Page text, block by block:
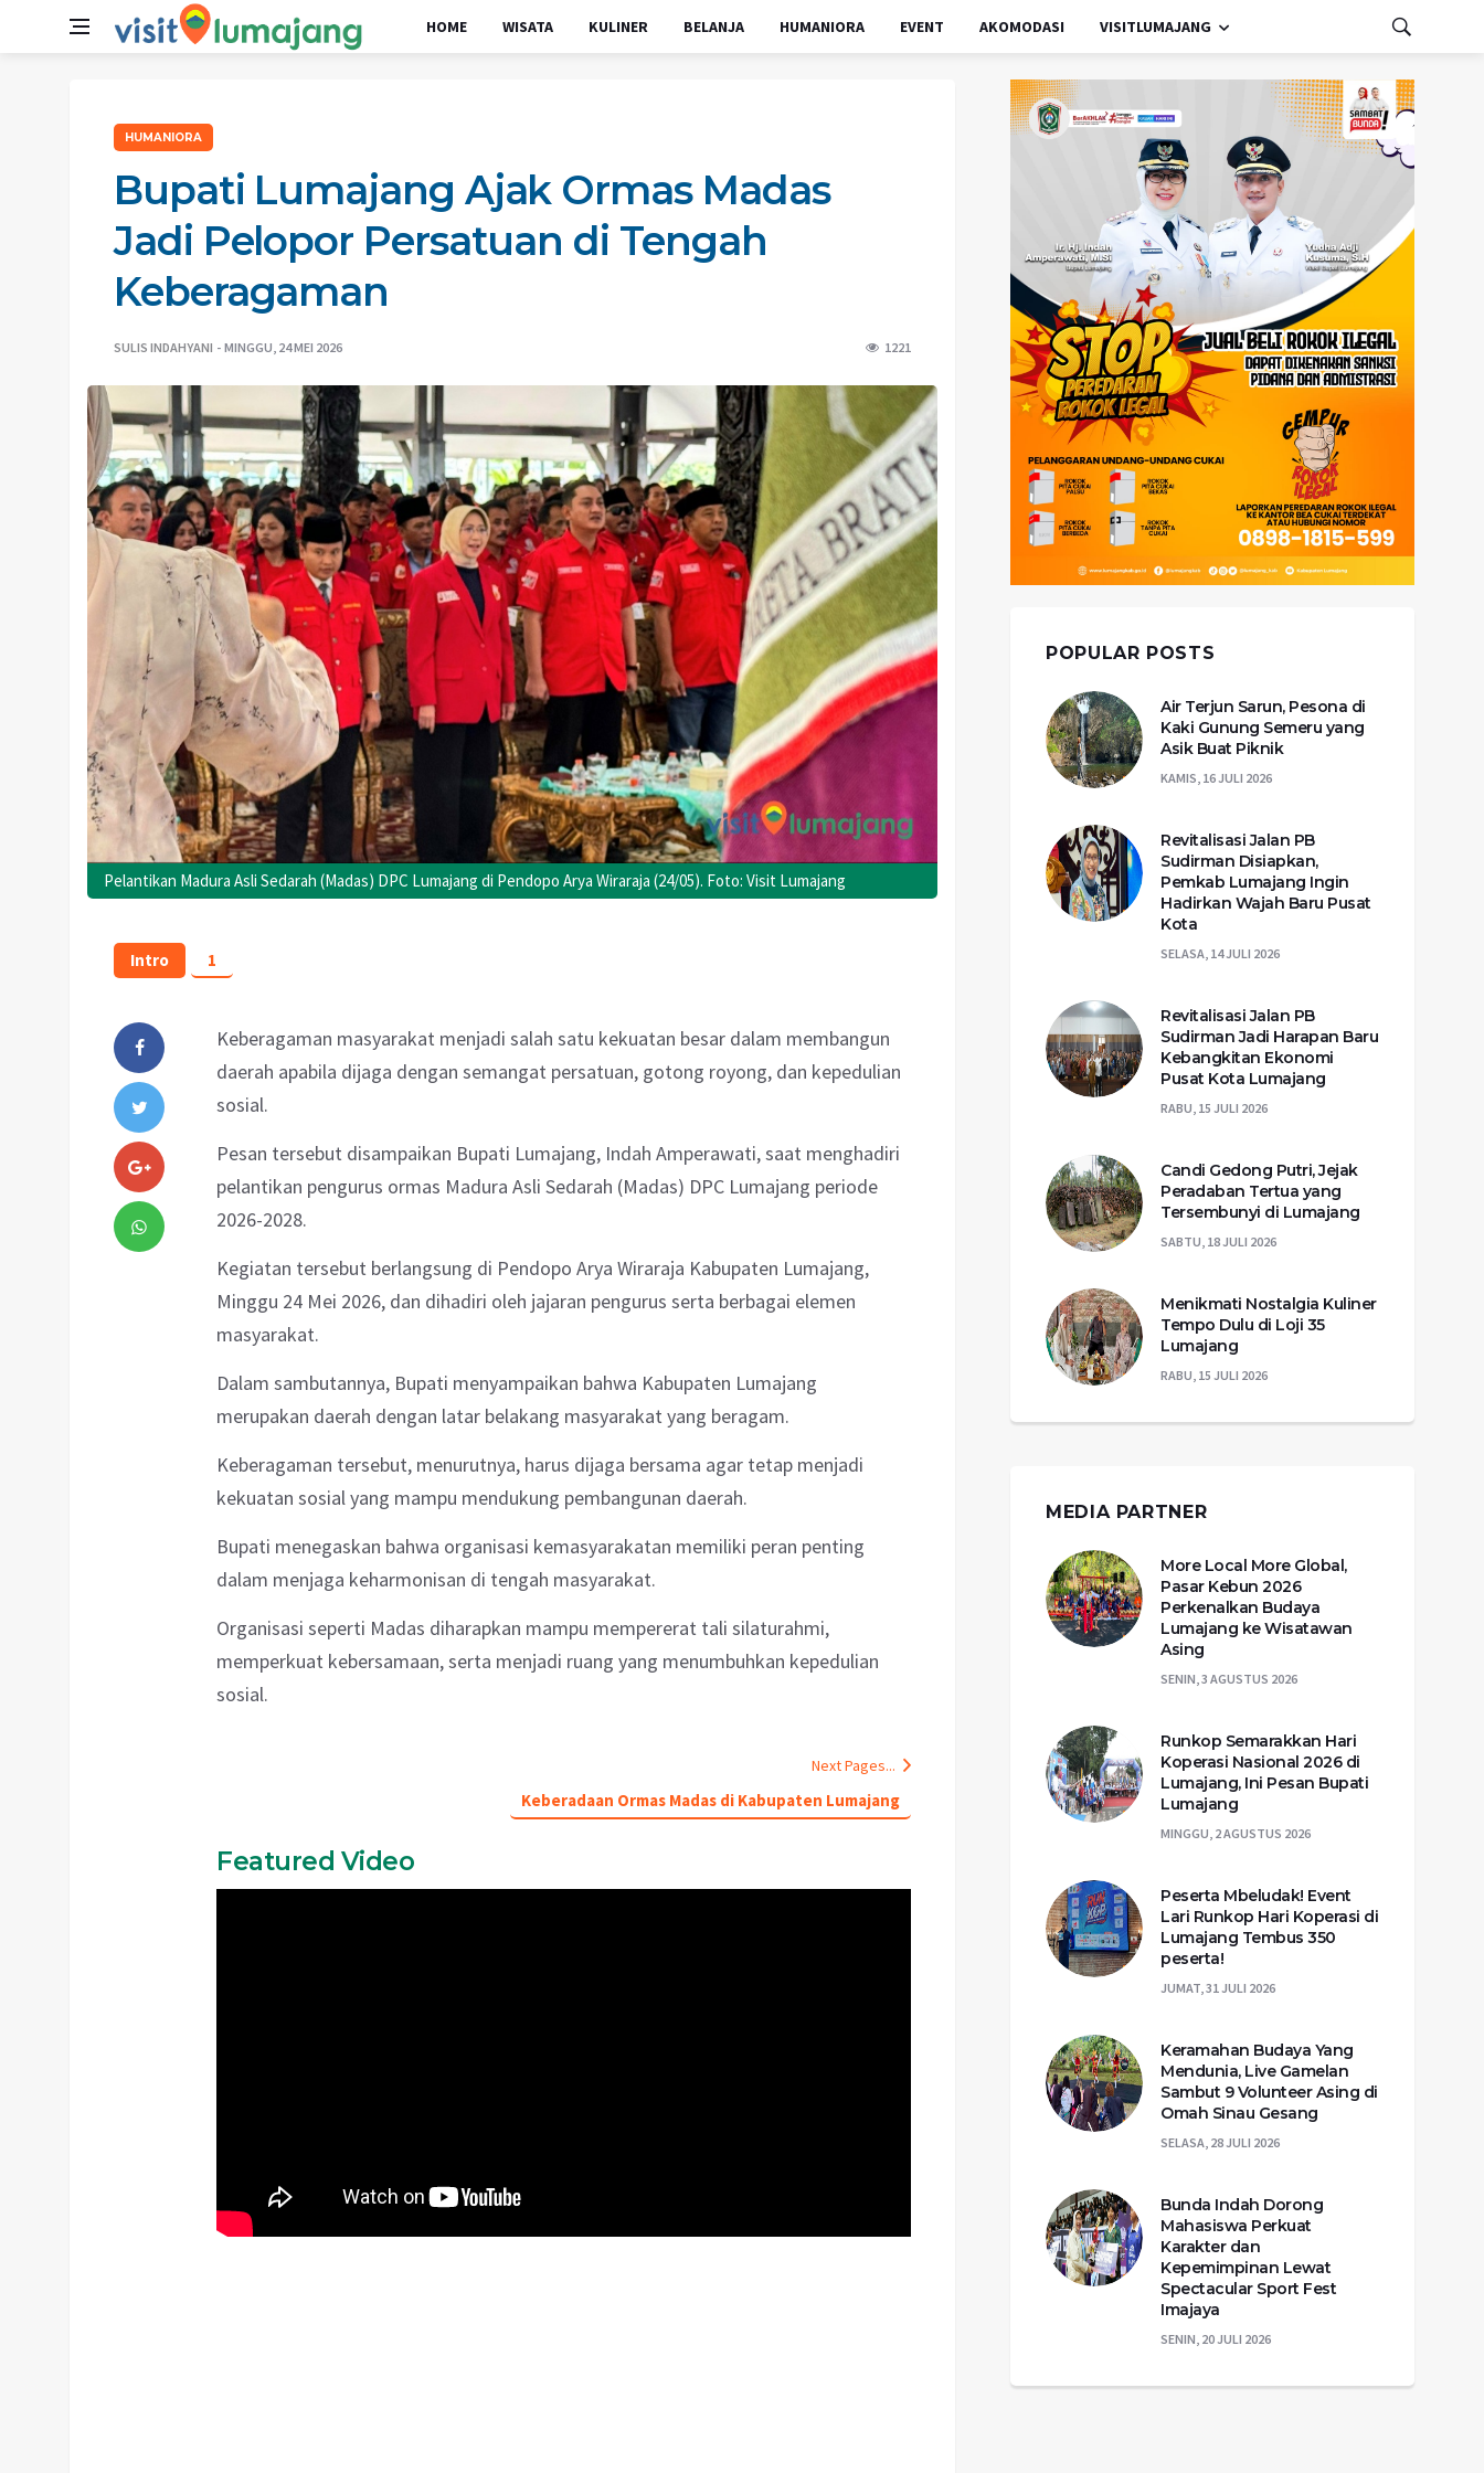
HOME WISATA KULINER BELANJA HUMANIORA EVENT AKOMODASI VISITLUMAJANG
HUMANIORA
Bupati Lumajang Ajak Ormas Madas
Jadi Pelopor Persatuan di Tengah
Keberagaman
SULIS INDAHYANI MINGGU, 24 MEI 2026 1221
Pelantikan Madura Asli Sedarah (Madas) DPC Lumajang di Pendopo Arya Wiraraja (24/05). Foto: Visit Lumajang
Intro 1
Keberagaman masyarakat menjadi salah satu kekuatan besar dalam membangun
daerah apabila dijaga dengan semangat persatuan, gotong royong, dan kepedulian
sosial.
Pesan tersebut disampaikan Bupati Lumajang, Indah Amperawati, saat menghadiri
pelantikan pengurus ormas Madura Asli Sedarah (Madas) DPC Lumajang periode
2026-2028.
Kegiatan tersebut berlangsung di Pendopo Arya Wiraraja Kabupaten Lumajang,
Minggu 24 Mei 2026, dan dihadiri oleh jajaran pengurus serta berbagai elemen
masyarakat.
Dalam sambutannya, Bupati menyampaikan bahwa Kabupaten Lumajang
merupakan daerah dengan latar belakang masyarakat yang beragam.
Keberagaman tersebut, menurutnya, harus dijaga bersama agar tetap menjadi
kekuatan sosial yang mampu mendukung pembangunan daerah.
Bupati menegaskan bahwa organisasi kemasyarakatan memiliki peran penting
dalam menjaga keharmonisan di tengah masyarakat.
Organisasi seperti Madas diharapkan mampu mempererat tali silaturahmi,
memperkuat kebersamaan, serta menjadi ruang yang menumbuhkan kepedulian
sosial.
Next Pages...
Keberadaan Ormas Madas di Kabupaten Lumajang
Featured Video
POPULAR POSTS
Air Terjun Sarun, Pesona di
Kaki Gunung Semeru yang
Asik Buat Piknik
KAMIS, 16 JULI 2026
Revitalisasi Jalan PB
Sudirman Disiapkan,
Pemkab Lumajang Ingin
Hadirkan Wajah Baru Pusat
Kota
SELASA, 14 JULI 2026
Revitalisasi Jalan PB
Sudirman Jadi Harapan Baru
Kebangkitan Ekonomi
Pusat Kota Lumajang
RABU, 15 JULI 2026
Candi Gedong Putri, Jejak
Peradaban Tertua yang
Tersembunyi di Lumajang
SABTU, 18 JULI 2026
Menikmati Nostalgia Kuliner
Tempo Dulu di Loji 35
Lumajang
RABU, 15 JULI 2026
MEDIA PARTNER
More Local More Global,
Pasar Kebun 2026
Perkenalkan Budaya
Lumajang ke Wisatawan
Asing
SENIN, 3 AGUSTUS 2026
Runkop Semarakkan Hari
Koperasi Nasional 2026 di
Lumajang, Ini Pesan Bupati
Lumajang
MINGGU, 2 AGUSTUS 2026
Peserta Mbeludak! Event
Lari Runkop Hari Koperasi di
Lumajang Tembus 350
peserta!
JUMAT, 31 JULI 2026
Keramahan Budaya Yang
Mendunia, Live Gamelan
Sambut 9 Volunteer Asing di
Omah Sinau Gesang
SELASA, 28 JULI 2026
Bunda Indah Dorong
Mahasiswa Perkuat
Karakter dan
Kepemimpinan Lewat
Spectacular Sport Fest
Imajaya
SENIN, 20 JULI 2026